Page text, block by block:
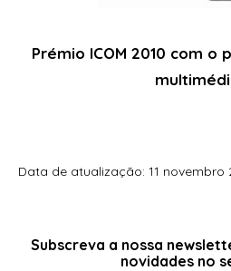
Prémio ICOM 2010 com o
Data de atualização: 11 novembro
Subscreva a nossa
novidades no